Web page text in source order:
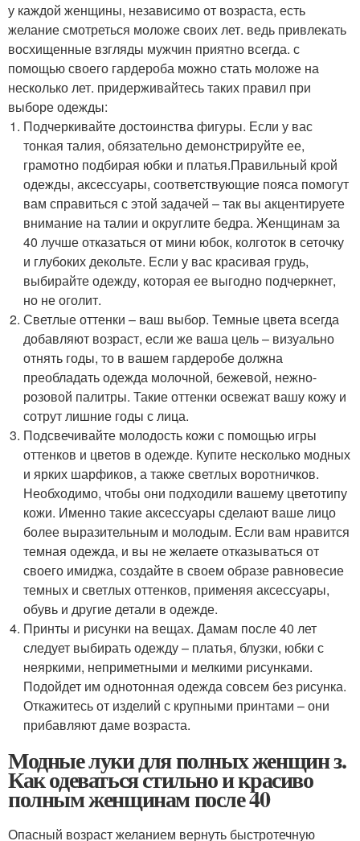
у каждой женщины, независимо от возраста, есть
желание смотреться моложе своих лет. ведь привлекать
восхищенные взгляды мужчин приятно всегда. с
помощью своего гардероба можно стать моложе на
несколько лет. придерживайтесь таких правил при
выборе одежды:
Подчеркивайте достоинства фигуры. Если у вас
тонкая талия, обязательно демонстрируйте ее,
грамотно подбирая юбки и платья.Правильный крой
одежды, аксессуары, соответствующие пояса помогут
вам справиться с этой задачей – так вы акцентируете
внимание на талии и округлите бедра. Женщинам за
40 лучше отказаться от мини юбок, колготок в сеточку
и глубоких декольте. Если у вас красивая грудь,
выбирайте одежду, которая ее выгодно подчеркнет,
но не оголит.
Светлые оттенки – ваш выбор. Темные цвета всегда
добавляют возраст, если же ваша цель – визуально
отнять годы, то в вашем гардеробе должна
преобладать одежда молочной, бежевой, нежно-
розовой палитры. Такие оттенки освежат вашу кожу и
сотрут лишние годы с лица.
Подсвечивайте молодость кожи с помощью игры
оттенков и цветов в одежде. Купите несколько модных
и ярких шарфиков, а также светлых воротничков.
Необходимо, чтобы они подходили вашему цветотипу
кожи. Именно такие аксессуары сделают ваше лицо
более выразительным и молодым. Если вам нравится
темная одежда, и вы не желаете отказываться от
своего имиджа, создайте в своем образе равновесие
темных и светлых оттенков, применяя аксессуары,
обувь и другие детали в одежде.
Принты и рисунки на вещах. Дамам после 40 лет
следует выбирать одежду – платья, блузки, юбки с
неяркими, неприметными и мелкими рисунками.
Подойдет им однотонная одежда совсем без рисунка.
Откажитесь от изделий с крупными принтами – они
прибавляют даме возраста.
Модные луки для полных женщин з.
Как одеваться стильно и красиво
полным женщинам после 40
Опасный возраст желанием вернуть быстротечную